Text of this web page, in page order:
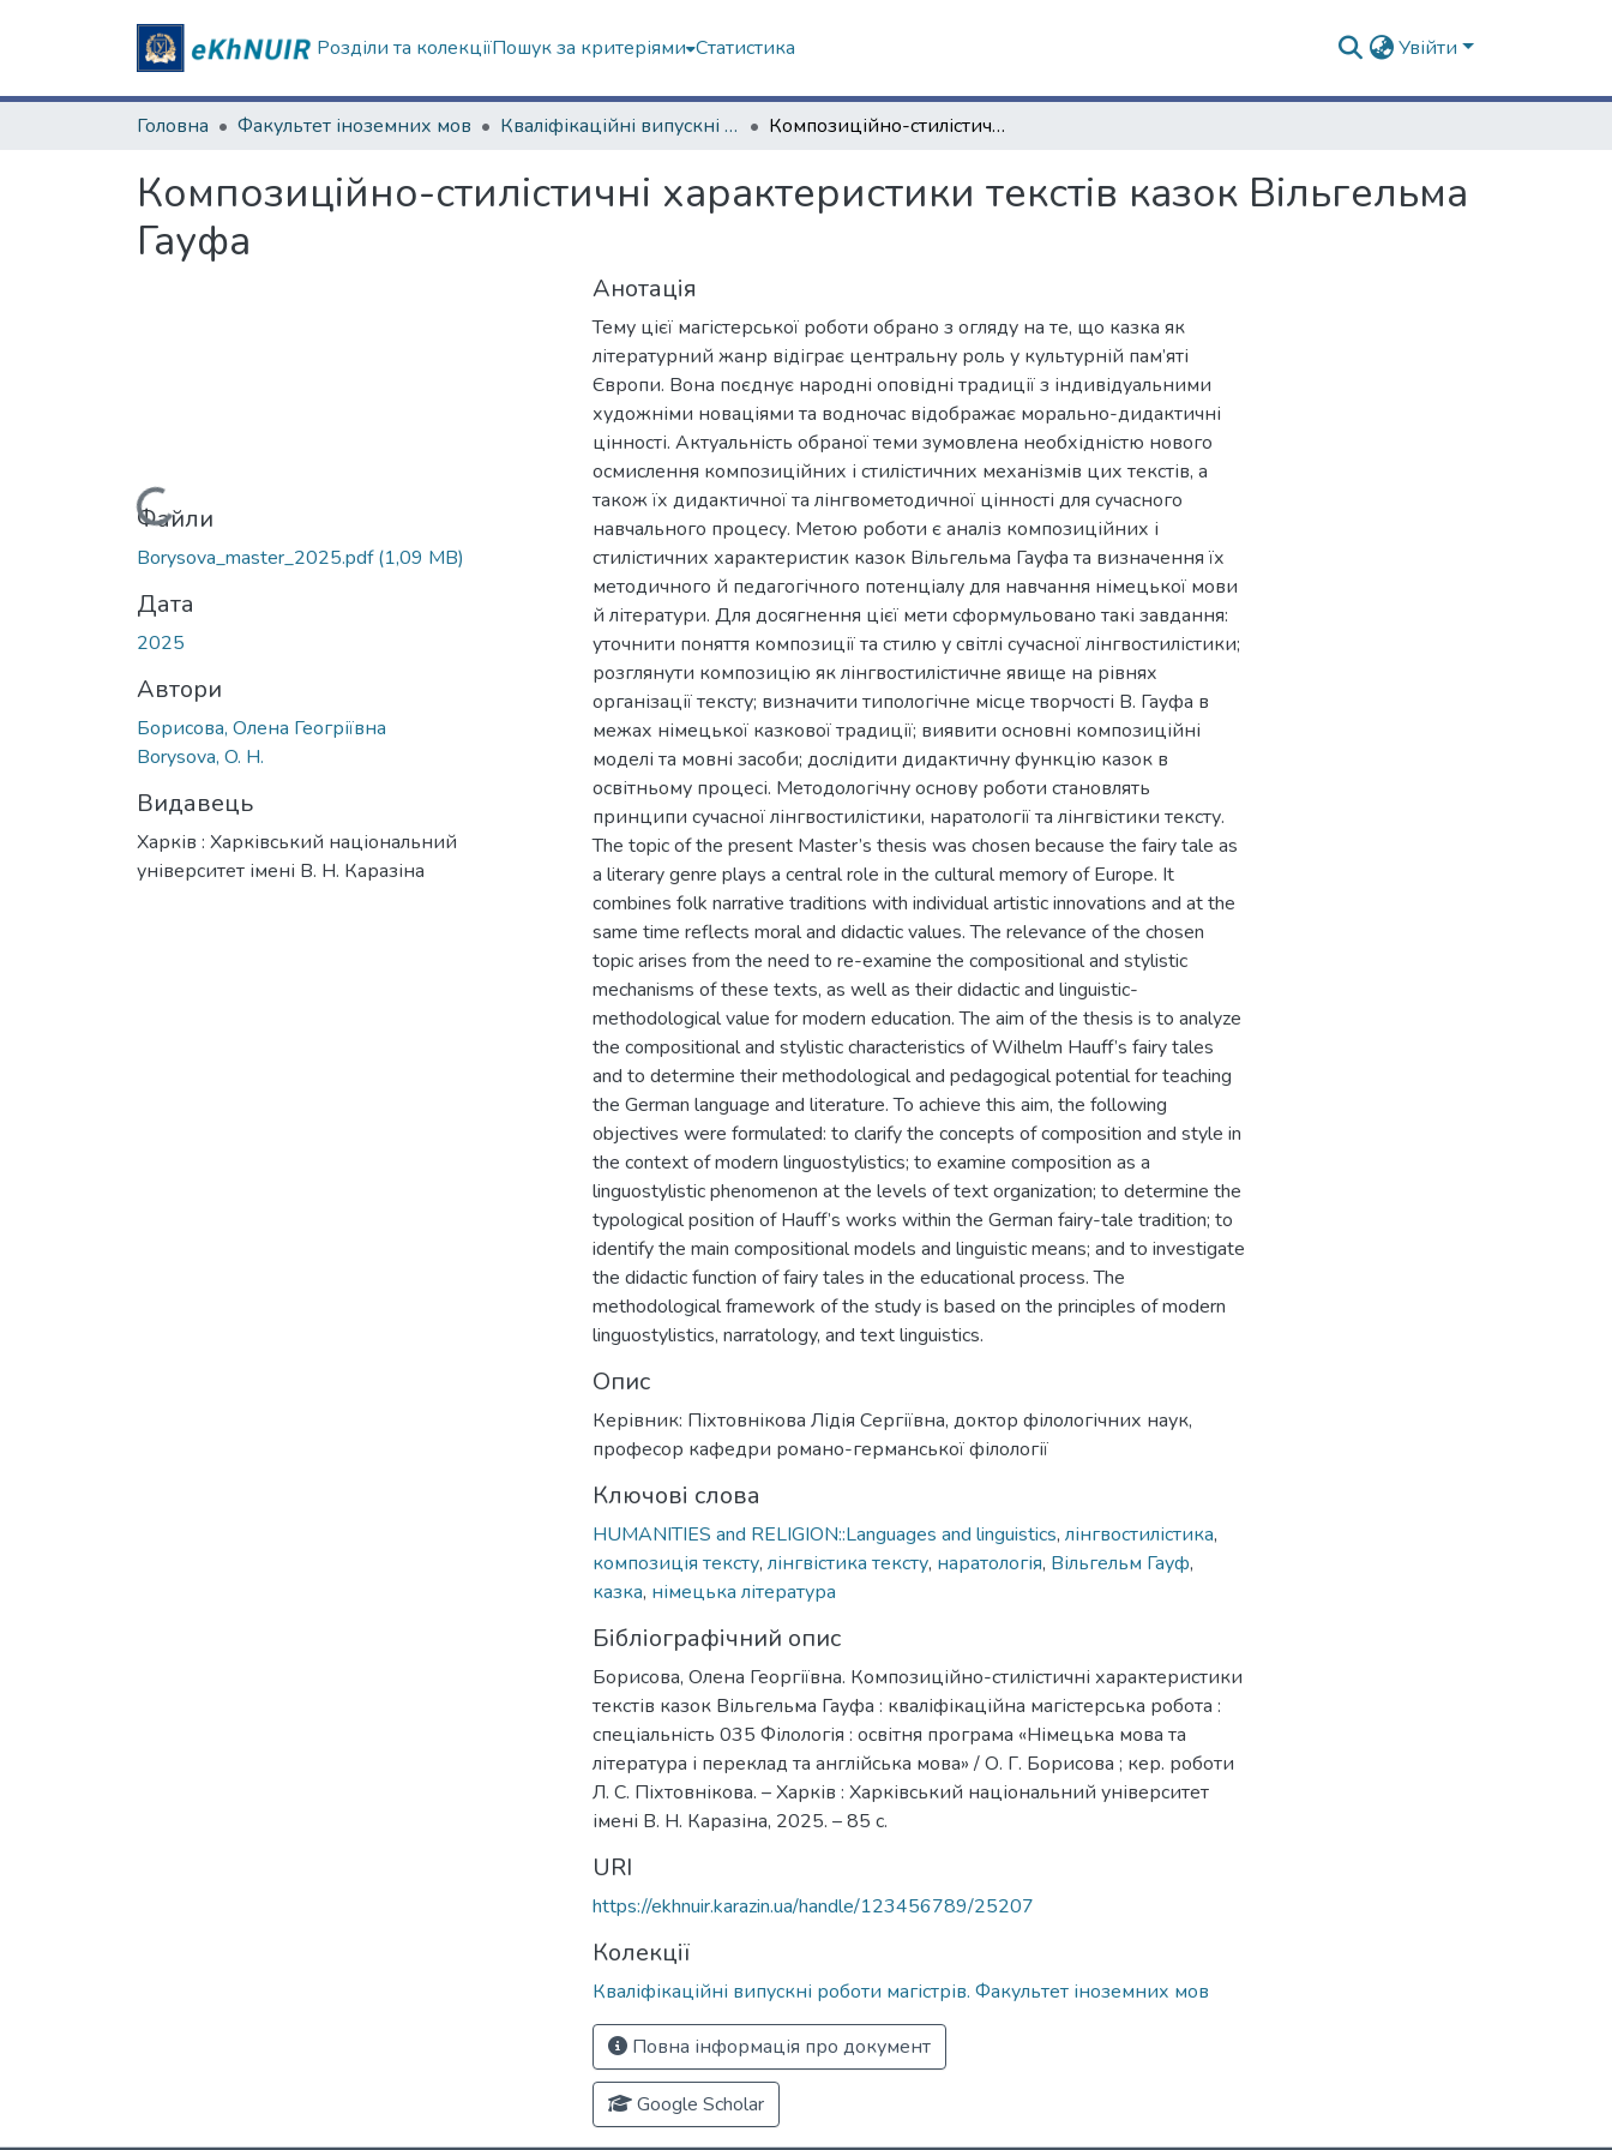
Розділи та колекціїПошук за критеріями Статистика Увійти
Головна Факультет іноземних мов Кваліфікаційні випускні роботи магістрів. Факультет іноземних мов Композиційно-стилістичні характеристики текстів казок Вільгельма Гауфа
Композиційно-стилістичні характеристики текстів казок Вільгельма
Гауфа
Вантажиться...Файли
Borysova_master_2025.pdf(1,09 MB)
Дата
2025
Автори
Борисова, Олена Геогріївна
Borysova, O. H.
Видавець
Харків : Харківський національний
університет імені В. Н. Каразіна
Анотація
Тему цієї магістерської роботи обрано з огляду на те, що казка як
літературний жанр відіграє центральну роль у культурній пам’яті
Європи. Вона поєднує народні оповідні традиції з індивідуальними
художніми новаціями та водночас відображає морально-дидактичні
цінності. Актуальність обраної теми зумовлена необхідністю нового
осмислення композиційних і стилістичних механізмів цих текстів, а
також їх дидактичної та лінгвометодичної цінності для сучасного
навчального процесу. Метою роботи є аналіз композиційних і
стилістичних характеристик казок Вільгельма Гауфа та визначення їх
методичного й педагогічного потенціалу для навчання німецької мови
й літератури. Для досягнення цієї мети сформульовано такі завдання:
уточнити поняття композиції та стилю у світлі сучасної лінгвостилістики;
розглянути композицію як лінгвостилістичне явище на рівнях
організації тексту; визначити типологічне місце творчості В. Гауфа в
межах німецької казкової традиції; виявити основні композиційні
моделі та мовні засоби; дослідити дидактичну функцію казок в
освітньому процесі. Методологічну основу роботи становлять
принципи сучасної лінгвостилістики, наратології та лінгвістики тексту.
The topic of the present Master’s thesis was chosen because the fairy tale as
a literary genre plays a central role in the cultural memory of Europe. It
combines folk narrative traditions with individual artistic innovations and at the
same time reflects moral and didactic values. The relevance of the chosen
topic arises from the need to re-examine the compositional and stylistic
mechanisms of these texts, as well as their didactic and linguistic-
methodological value for modern education. The aim of the thesis is to analyze
the compositional and stylistic characteristics of Wilhelm Hauff’s fairy tales
and to determine their methodological and pedagogical potential for teaching
the German language and literature. To achieve this aim, the following
objectives were formulated: to clarify the concepts of composition and style in
the context of modern linguostylistics; to examine composition as a
linguostylistic phenomenon at the levels of text organization; to determine the
typological position of Hauff’s works within the German fairy-tale tradition; to
identify the main compositional models and linguistic means; and to investigate
the didactic function of fairy tales in the educational process. The
methodological framework of the study is based on the principles of modern
linguostylistics, narratology, and text linguistics.
Опис
Керівник: Піхтовнікова Лідія Сергіївна, доктор філологічних наук,
професор кафедри романо-германської філології
Ключові слова
HUMANITIES and RELIGION::Languages and linguistics, лінгвостилістика,
композиція тексту, лінгвістика тексту, наратологія, Вільгельм Гауф,
казка, німецька література
Бібліографічний опис
Борисова, Олена Георгіївна. Композиційно-стилістичні характеристики
текстів казок Вільгельма Гауфа : кваліфікаційна магістерська робота :
спеціальність 035 Філологія : освітня програма «Німецька мова та
література і переклад та англійська мова» / О. Г. Борисова ; кер. роботи
Л. С. Піхтовнікова. – Харків : Харківський національний університет
імені В. Н. Каразіна, 2025. – 85 с.
URI
https://ekhnuir.karazin.ua/handle/123456789/25207
Колекції
Кваліфікаційні випускні роботи магістрів. Факультет іноземних мов
Повна інформація про документ
Google Scholar